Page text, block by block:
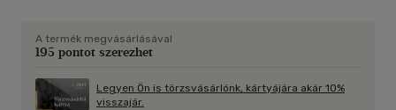
A termék megvásárlásával
195 pontot szerezhet
Legyen Ön is törzsvásárlónk, kártyájára akár 10%
visszajár.